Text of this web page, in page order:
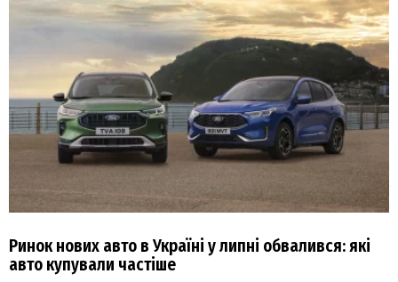
Ринок нових авто в Україні у липні обвалився: які
авто купували частіше